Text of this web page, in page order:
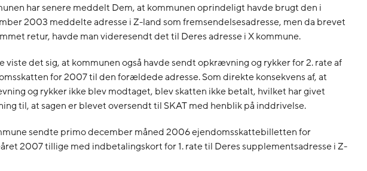
har senere meddelt Dem, at kommunen oprindeligt havde brugt den i
2003 meddelte adresse i Z-land som fremsendelsesadresse, men da brevet
retur, havde man videresendt det til Deres adresse i X kommune.
viste det sig, at kommunen også havde sendt opkrævning og rykker for 2. rate af
for 2007 til den forældede adresse. Som direkte konsekvens af, at
og rykker ikke blev modtaget, blev skatten ikke betalt, hvilket har givet
til, at sagen er blevet oversendt til SKAT med henblik på inddrivelse.
sendte primo december måned 2006 ejendomsskattebilletten for
2007 tillige med indbetalingskort for 1. rate til Deres supplementsadresse i Z-